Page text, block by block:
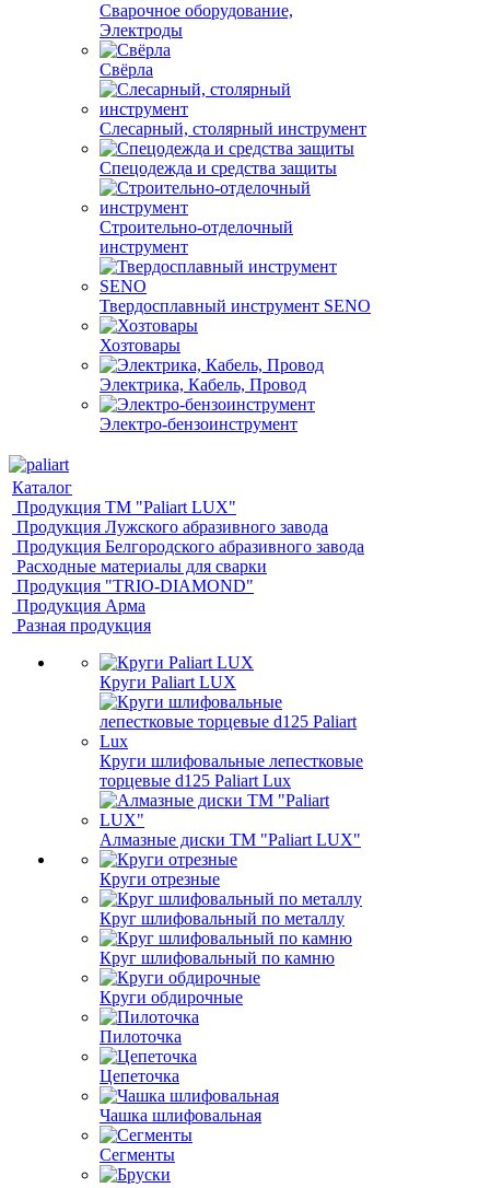
Сварочное оборудование,
Электроды
Свёрла
Слесарный, столярный инструмент
Спецодежда и средства защиты
Строительно-отделочный
инструмент
Твердосплавный инструмент SENO
Хозтовары
Электрика, Кабель, Провод
Электро-бензоинструмент
Каталог
Продукция ТМ "Paliart LUX"
Продукция Лужского абразивного завода
Продукция Белгородского абразивного завода
Расходные материалы для сварки
Продукция "TRIO-DIAMOND"
Продукция Арма
Разная продукция
Круги Paliart LUX
Круги шлифовальные лепестковые
торцевые d125 Paliart Lux
Алмазные диски ТМ "Paliart LUX"
Круги отрезные
Круг шлифовальный по металлу
Круг шлифовальный по камню
Круги обдирочные
Пилоточка
Цепеточка
Чашка шлифовальная
Сегменты